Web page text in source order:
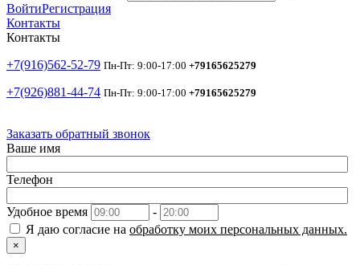
ВойтиРегистрация
Контакты
Контакты
+7(916)562-52-79 Пн-Пт: 9:00-17:00 +79165625279
+7(926)881-44-74 Пн-Пт: 9:00-17:00 +79165625279
Заказать обратный звонок
Ваше имя
Телефон
Удобное время
-
Я даю согласие на обработку моих персональных данных.
×